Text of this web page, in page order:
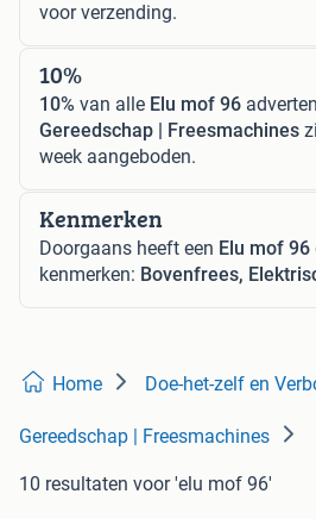
voor verzending.
10%
10% van alle Elu mof 96
Gereedschap | Freesmachines
week aangeboden.
Kenmerken
Doorgaans heeft een Elu mof 96
kenmerken: Bovenfrees,
Home Doe-het-zelf en
Gereedschap | Freesmachines
10 resultaten voor 'elu mof 96'